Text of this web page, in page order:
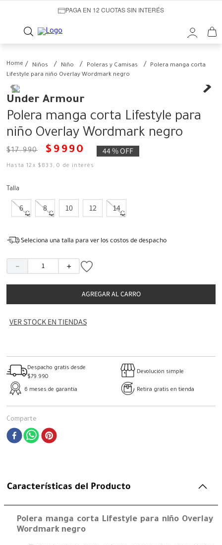
PAGA EN 12 CUOTAS SIN INTERÉS
Niños Niño Poleras y Camisas
Polera manga corta
Lifestyle para niño Overlay Wordmark negro
Under Armour
Polera manga corta Lifestyle para
niño Overlay Wordmark negro
$17.990 $ 9990 44 %OFF
Hasta12 x $ 833 ,0 de interés
Talla
6 8 10 12 14
Seleciona una talla para ver los costos de despacho
＋
－
AGREGAR AL CARRO
VER STOCK EN TIENDAS
Despacho gratis desde
$79.990
Devolución simple
6 meses de garantía Retira gratis en tienda
Comparte
Características del Producto
Polera manga corta Lifestyle para niño Overlay
Wordmark negro